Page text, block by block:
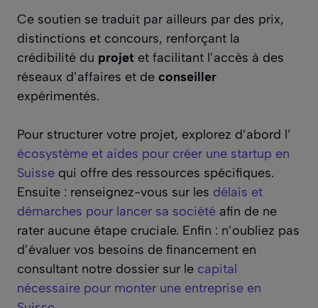
Ce soutien se traduit par ailleurs par des prix,
distinctions et concours, renforçant la
crédibilité du projet et facilitant l’accès à des
réseaux d’affaires et de conseiller
expérimentés.
Pour structurer votre projet, explorez d’abord l’
écosystème et aides pour créer une startup en
Suisse qui offre des ressources spécifiques.
Ensuite : renseignez-vous sur les délais et
démarches pour lancer sa société afin de ne
rater aucune étape cruciale. Enfin : n’oubliez pas
d’évaluer vos besoins de financement en
consultant notre dossier sur le capital
nécessaire pour monter une entreprise en